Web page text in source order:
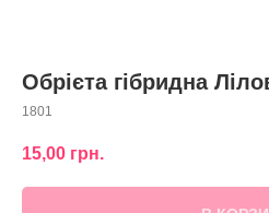
Обрієта гібридна
1801
15,00 грн.